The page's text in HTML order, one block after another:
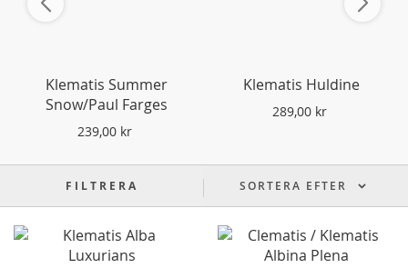
Klematis Summer
Snow/Paul Farges
239,00 kr
Klematis Huldine
289,00 kr
FILTRERA SORTERA EFTER